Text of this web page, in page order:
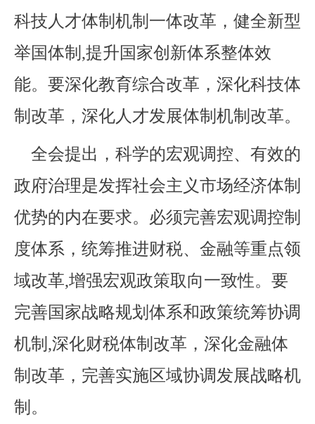
科技人才体制机制一体改革，健全新型
举国体制,提升国家创新体系整体效
能。要深化教育综合改革，深化科技体
制改革，深化人才发展体制机制改革。
全会提出，科学的宏观调控、有效的
政府治理是发挥社会主义市场经济体制
优势的内在要求。必须完善宏观调控制
度体系，统筹推进财税、金融等重点领
域改革,增强宏观政策取向一致性。要
完善国家战略规划体系和政策统筹协调
机制,深化财税体制改革，深化金融体
制改革，完善实施区域协调发展战略机
制。